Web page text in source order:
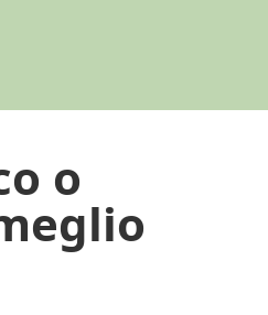
o